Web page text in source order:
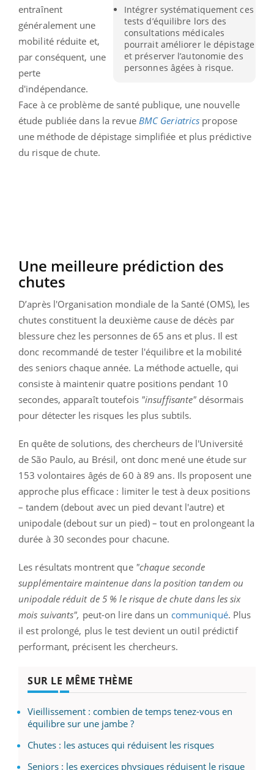
Intégrer systématiquement ces
tests d’équilibre lors des
consultations médicales
pourrait améliorer le dépistage
et préserver l’autonomie des
personnes âgées à risque.
entraînent
généralement une
mobilité réduite et,
par conséquent, une
perte
d'indépendance.
Face à ce problème de santé publique, une nouvelle
étude publiée dans la revue BMC Geriatrics propose
une méthode de dépistage simplifiée et plus prédictive
du risque de chute.
Une meilleure prédiction des
chutes
D’après l'Organisation mondiale de la Santé (OMS), les
chutes constituent la deuxième cause de décès par
blessure chez les personnes de 65 ans et plus. Il est
donc recommandé de tester l'équilibre et la mobilité
des seniors chaque année. La méthode actuelle, qui
consiste à maintenir quatre positions pendant 10
secondes, apparaît toutefois "insuffisante" désormais
pour détecter les risques les plus subtils.
En quête de solutions, des chercheurs de l'Université
de São Paulo, au Brésil, ont donc mené une étude sur
153 volontaires âgés de 60 à 89 ans. Ils proposent une
approche plus efficace : limiter le test à deux positions
– tandem (debout avec un pied devant l'autre) et
unipodale (debout sur un pied) – tout en prolongeant la
durée à 30 secondes pour chacune.
Les résultats montrent que "chaque seconde
supplémentaire maintenue dans la position tandem ou
unipodale réduit de 5 % le risque de chute dans les six
mois suivants", peut-on lire dans un communiqué. Plus
il est prolongé, plus le test devient un outil prédictif
performant, précisent les chercheurs.
SUR LE MÊME THÈME
Vieillissement : combien de temps tenez-vous en
équilibre sur une jambe ?
Chutes : les astuces qui réduisent les risques
Seniors : les exercices physiques réduisent le risque